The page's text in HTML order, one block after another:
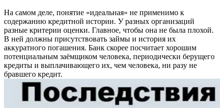
На самом деле, понятие «идеальная» не применимо к
содержанию кредитной истории. У разных организаций
разные критерии оценки. Главное, чтобы она не была плохой.
В ней должны присутствовать займы и история их
аккуратного погашения. Банк скорее посчитает хорошим
потенциальным заёмщиком человека, периодически берущего
кредиты и выплачивающего их, чем человека, ни разу не
бравшего кредит.